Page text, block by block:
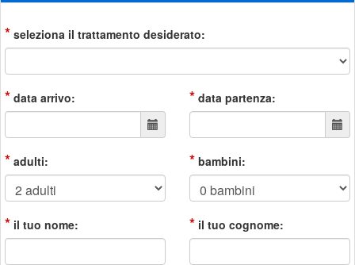
* seleziona il trattamento desiderato:
* data arrivo: * data partenza:
* adulti: * bambini:
* il tuo nome: * il tuo cognome: